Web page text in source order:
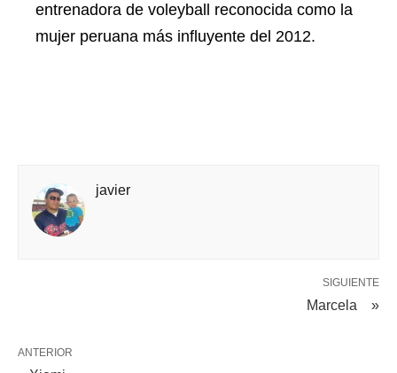
entrenadora de voleyball reconocida como la
mujer peruana más influyente del 2012.
javier
SIGUIENTE
Marcela »
ANTERIOR